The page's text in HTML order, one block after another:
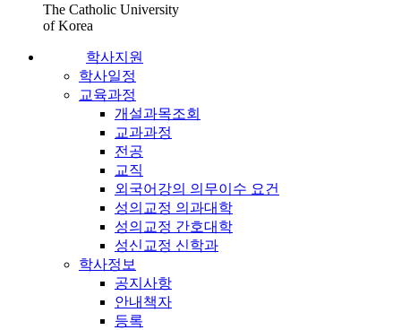
The Catholic University
of Korea
학사지원
학사일정
교육과정
개설과목조회
교과과정
전공
교직
외국어강의 의무이수 요건
성의교정 의과대학
성의교정 간호대학
성신교정 신학과
학사정보
공지사항
안내책자
등록